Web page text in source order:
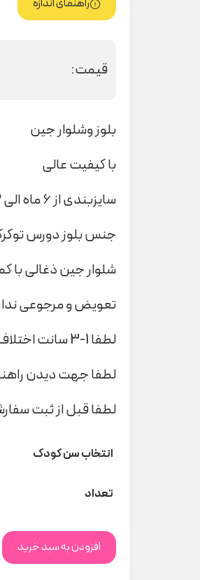
راهنمای اندازه
قیمت:
بلوز و‌شلوار جین
با کیفیت عالی
سایزبندی از ۶ ماه الی ۳ سال
جنس بلوز دورس
شلوار جین ذغالی
تعویض و مرجوعی
لطفا 1-3 سانت اختلاف در اندازه گیری را لحاظ کنید
لطفا جهت دیدن
لطفا قبل از ثبت
انتخاب سن کودک
تعداد
افزودن به سبد خرید